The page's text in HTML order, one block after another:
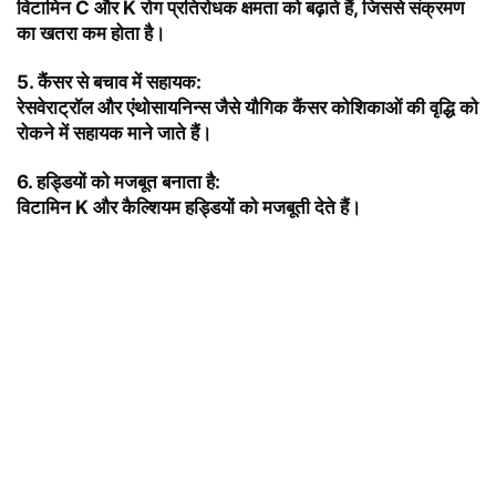
विटामिन C और K रोग प्रतिरोधक क्षमता को बढ़ाते हैं, जिससे संक्रमण
का खतरा कम होता है।
5.कैंसर से बचाव में सहायक:
रेसवेराट्रॉल और एंथोसायनिन्स जैसे यौगिक कैंसर कोशिकाओं की वृद्धि को
रोकने में सहायक माने जाते हैं।
6.हड्डियों को मजबूत बनाता है:
विटामिन K और कैल्शियम हड्डियों को मजबूती देतेहैं।